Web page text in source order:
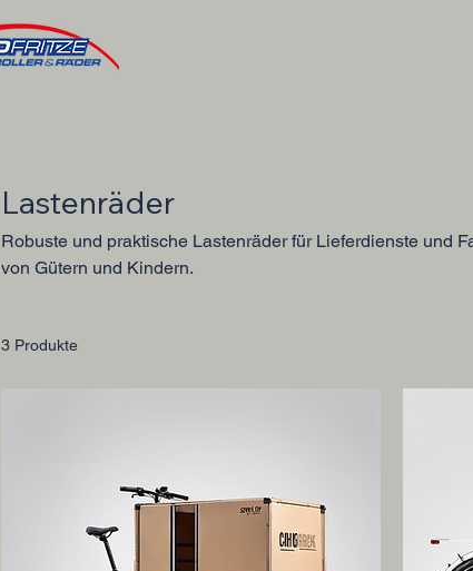
Lastenräder
Robuste und praktische Lastenräder für Lieferdienste und
von Gütern und Kindern.
3 Produkte